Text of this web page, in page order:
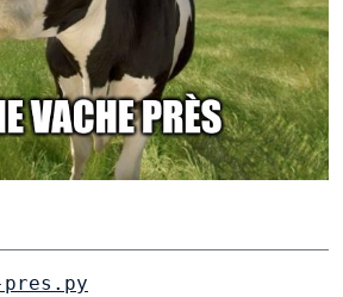
pres.py